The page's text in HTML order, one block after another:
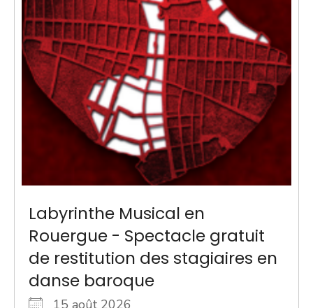
Labyrinthe Musical en
Rouergue - Spectacle gratuit
de restitution des stagiaires en
danse baroque